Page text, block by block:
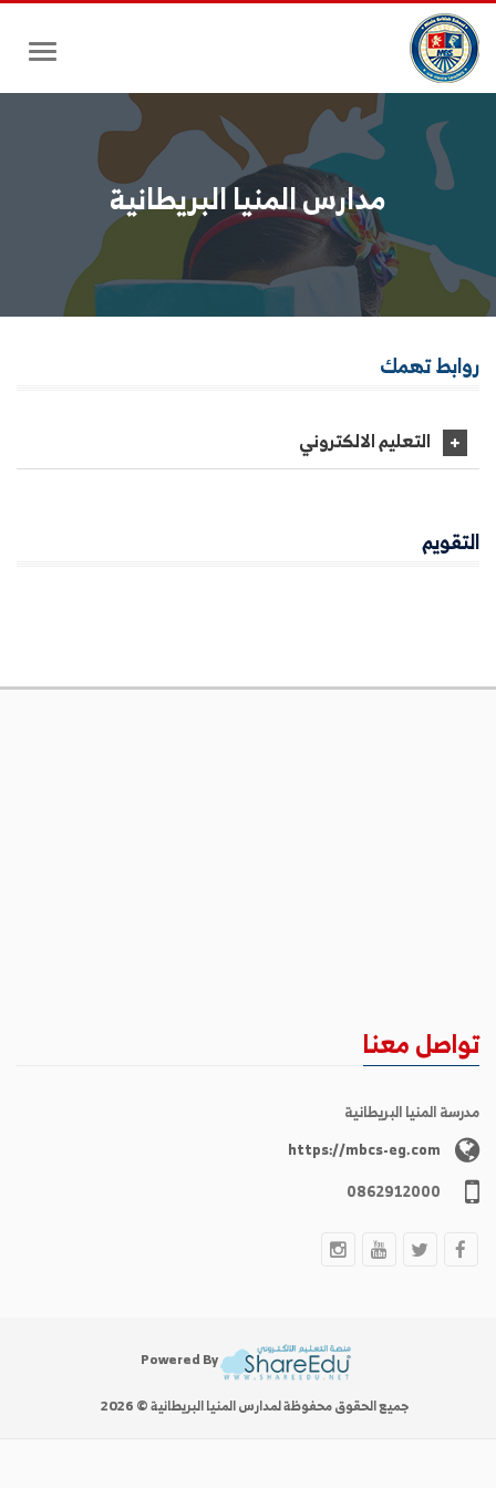
مدارس المنيا البريطانية
روابطتهمك
التعليم الالكتروني
التقويم
تواصل معنا
مدرسة المنيا البريطانية
https://mbcs-eg.com
0862912000
جميع الحقوق محفوظة لمدارس المنيا البريطانية © 2026